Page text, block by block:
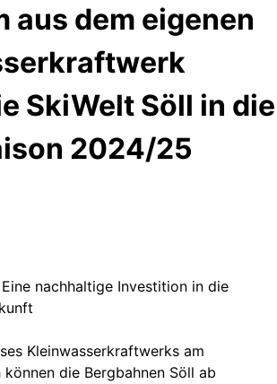
aus dem eigenen
SkiWelt Söll in die
2024/25
nachhaltige Investition in die
Kleinwasserkraftwerks am
die Bergbahnen Söll ab